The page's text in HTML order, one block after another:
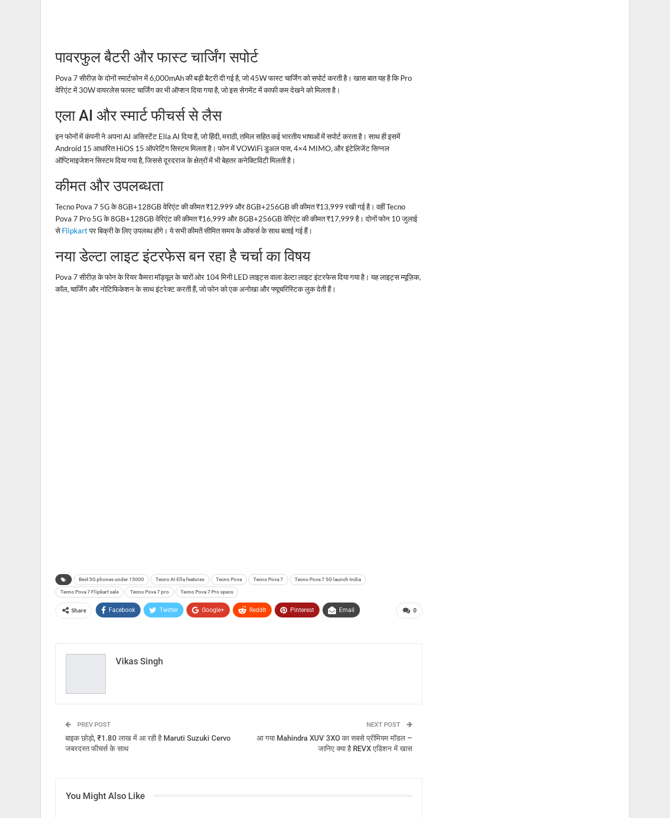
पावरफुल बैटरी और फास्ट चार्जिंग सपोर्ट
Pova 7 सीरीज़ के दोनों स्मार्टफोन में 6,000mAh की बड़ी बैटरी दी गई है, जो 45W फास्ट चार्जिंग को सपोर्ट करती है। खास बात यह है कि Pro
वेरिएंट में 30W वायरलेस फास्ट चार्जिंग का भी ऑप्शन दिया गया है, जो इस सेगमेंट में काफी कम देखने को मिलता है।
एला AI और स्मार्ट फीचर्स से लैस
इन फोनों में कंपनी ने अपना AI असिस्टेंट Ella AI दिया है, जो हिंदी, मराठी, तमिल सहित कई भारतीय भाषाओं में सपोर्ट करता है। साथ ही इसमें
Android 15 आधारित HiOS 15 ऑपरेटिंग सिस्टम मिलता है। फोन में VOWiFi डुअल पास, 4×4 MIMO, और इंटेलिजेंट सिग्नल
ऑप्टिमाइजेशन सिस्टम दिया गया है, जिससे दूरदराज के क्षेत्रों में भी बेहतर कनेक्टिविटी मिलती है।
कीमत और उपलब्धता
Tecno Pova 7 5G के 8GB+128GB वेरिएंट की कीमत ₹12,999 और 8GB+256GB की कीमत ₹13,999 रखी गई है। वहीं Tecno
Pova 7 Pro 5G के 8GB+128GB वेरिएंट की कीमत ₹16,999 और 8GB+256GB वेरिएंट की कीमत ₹17,999 है। दोनों फोन 10 जुलाई
सेFlipkartपर बिक्री के लिए उपलब्ध होंगे। ये सभी कीमतें सीमित समय के ऑफर्स के साथ बताई गई हैं।
नया डेल्टा लाइट इंटरफेस बन रहा है चर्चा का विषय
Pova 7 सीरीज़ के फोन के रियर कैमरा मॉड्यूल के चारों ओर 104 मिनी LED लाइट्स वाला डेल्टा लाइट इंटरफेस दिया गया है। यह लाइट्स म्यूज़िक,
कॉल, चार्जिंग और नोटिफिकेशन के साथ इंटरेक्ट करती हैं, जो फोन को एक अनोखा और फ्यूचरिस्टिक लुक देती हैं।
Best 5G phones under 15000 Tecno AI Ella features Tecno Pova Tecno Pova 7 Tecno Pova 7 5G launch India
Tecno Pova 7 Flipkart sale Tecno Pova 7 pro Tecno Pova 7 Pro specs
0
Share Facebook Twitter Google+ ReddIt Pinterest Email
Vikas Singh
PREV POST
बाइक छोड़ो, ₹1.80 लाख में आ रही है Maruti Suzuki Cervo
जबरदस्त फीचर्स के साथ
NEXT POST
आ गया Mahindra XUV 3XO का सबसे प्रीमियम मॉडल –
जानिए क्या है REVX एडिशन में खास
You Might Also Like